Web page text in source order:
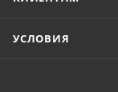
УСЛОВИЯ